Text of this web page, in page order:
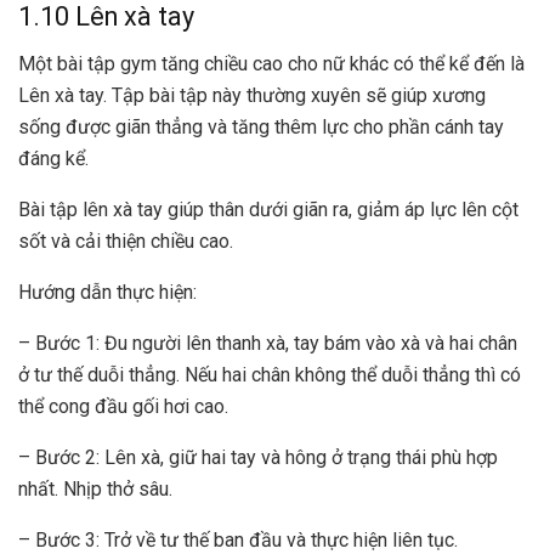
1.10 Lên xà tay
Một bài tập gym tăng chiều cao cho nữ khác có thể kể đến là
Lên xà tay. Tập bài tập này thường xuyên sẽ giúp xương
sống được giãn thẳng và tăng thêm lực cho phần cánh tay
đáng kể.
Bài tập lên xà tay giúp thân dưới giãn ra, giảm áp lực lên cột
sốt và cải thiện chiều cao.
Hướng dẫn thực hiện:
– Bước 1: Đu người lên thanh xà, tay bám vào xà và hai chân
ở tư thế duỗi thẳng. Nếu hai chân không thể duỗi thẳng thì có
thể cong đầu gối hơi cao.
– Bước 2: Lên xà, giữ hai tay và hông ở trạng thái phù hợp
nhất. Nhịp thở sâu.
– Bước 3: Trở về tư thế ban đầu và thực hiện liên tục.